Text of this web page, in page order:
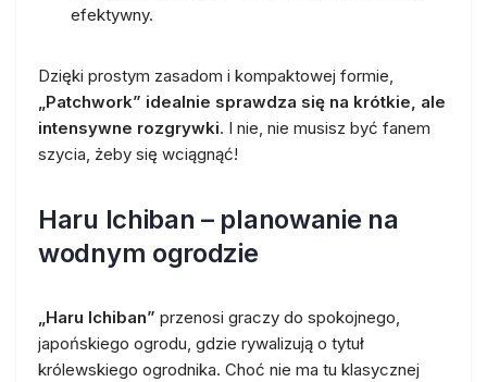
efektywny.
Dzięki prostym zasadom i kompaktowej formie,
„Patchwork” idealnie sprawdza się na krótkie, ale
intensywne rozgrywki. I nie, nie musisz być fanem
szycia, żeby się wciągnąć!
Haru Ichiban – planowanie na
wodnym ogrodzie
„Haru Ichiban” przenosi graczy do spokojnego,
japońskiego ogrodu, gdzie rywalizują o tytuł
królewskiego ogrodnika. Choć nie ma tu klasycznej